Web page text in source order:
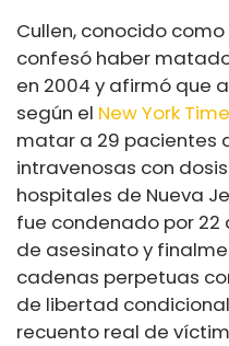
Cullen, conocido
confesó haber
en 2004 y afirmó que
según el New York
matar a 29 pacientes
intravenosas con
hospitales de Nueva
fue condenado por 22
de asesinato y
cadenas perpetuas
de libertad
recuento real de